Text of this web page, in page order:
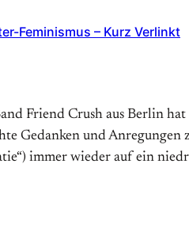
Feminismus – Kurz Verlinkt
Friend Crush aus Berlin
Gedanken und
immer wieder auf ein